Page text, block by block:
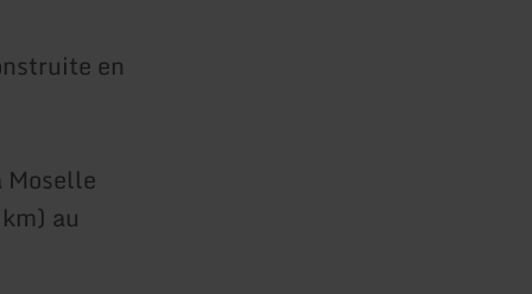
en
au